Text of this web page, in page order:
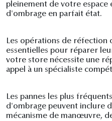
pleinement de votre espace
d'ombrage en parfait état.
Les opérations de réfection
essentielles pour réparer
votre store nécessite une
appel à un spécialiste
Les pannes les plus
d'ombrage peuvent inclure
mécanisme de manœuvre,